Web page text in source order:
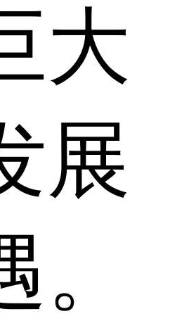
大
展